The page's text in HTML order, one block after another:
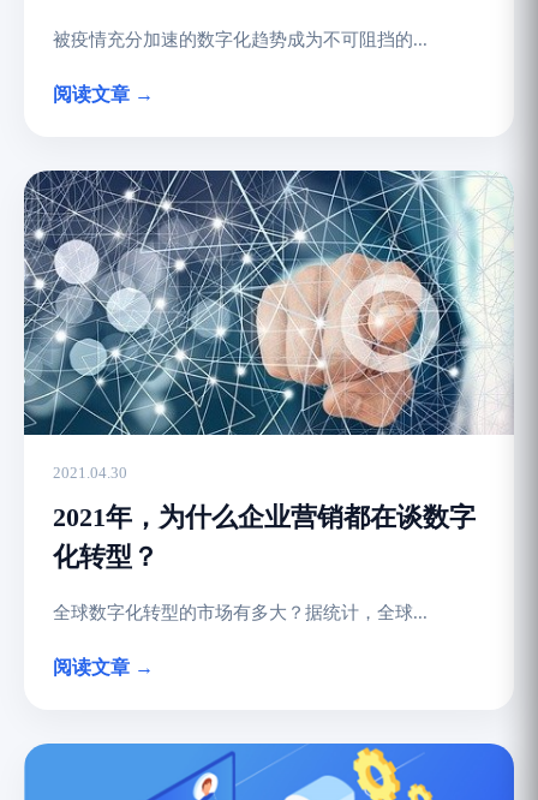
被疫情充分加速的数字化趋势成为不可阻挡的...
阅读文章 →
2021.04.30
2021年，为什么企业营销都在谈数字
化转型？
全球数字化转型的市场有多大？据统计，全球...
阅读文章 →